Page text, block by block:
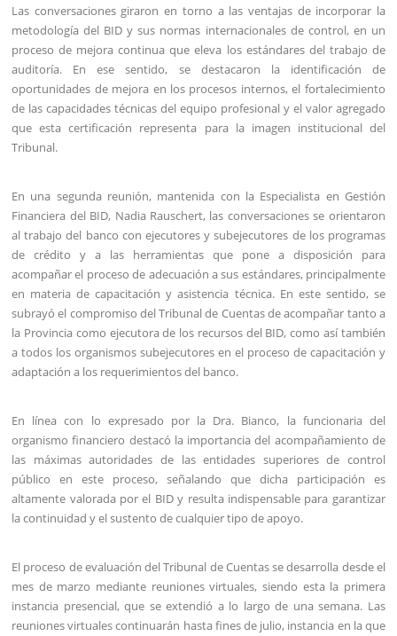
Las conversaciones giraron en torno a las ventajas de incorporar la
metodología del BID y sus normas internacionales de control, en un
proceso de mejora continua que eleva los estándares del trabajo de
auditoría. En ese sentido, se destacaron la identificación de
oportunidades de mejora en los procesos internos, el fortalecimiento
de las capacidades técnicas del equipo profesional y el valor agregado
que esta certificación representa para la imagen institucional del
Tribunal.
En una segunda reunión, mantenida con la Especialista en Gestión
Financiera del BID, Nadia Rauschert, las conversaciones se orientaron
al trabajo del banco con ejecutores y subejecutores de los programas
de crédito y a las herramientas que pone a disposición para
acompañar el proceso de adecuación a sus estándares, principalmente
en materia de capacitación y asistencia técnica. En este sentido, se
subrayó el compromiso del Tribunal de Cuentas de acompañar tanto a
la Provincia como ejecutora de los recursos del BID, como así también
a todos los organismos subejecutores en el proceso de capacitación y
adaptación a los requerimientos del banco.
En línea con lo expresado por la Dra. Bianco, la funcionaria del
organismo financiero destacó la importancia del acompañamiento de
las máximas autoridades de las entidades superiores de control
público en este proceso, señalando que dicha participación es
altamente valorada por el BID y resulta indispensable para garantizar
la continuidad y el sustento de cualquier tipo de apoyo.
El proceso de evaluación del Tribunal de Cuentas se desarrolla desde el
mes de marzo mediante reuniones virtuales, siendo esta la primera
instancia presencial, que se extendió a lo largo de una semana. Las
reuniones virtuales continuarán hasta fines de julio, instancia en la que